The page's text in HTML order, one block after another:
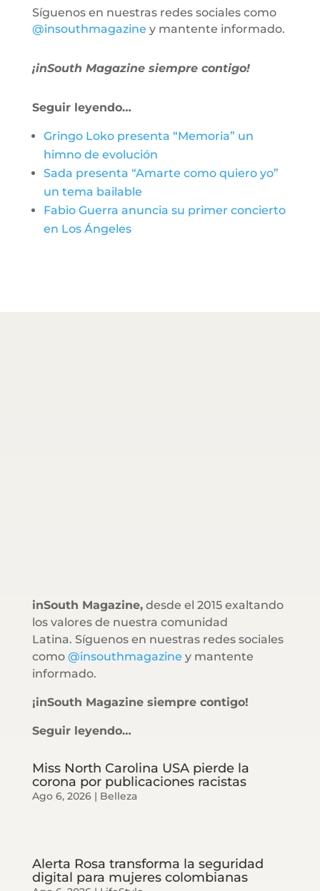
Síguenos en nuestras redes sociales como
@insouthmagazine y mantente informado.
¡inSouth Magazine siempre contigo!
Seguir leyendo…
Gringo Loko presenta “Memoria” un
himno de evolución
Sada presenta “Amarte como quiero yo”
un tema bailable
Fabio Guerra anuncia su primer concierto
en Los Ángeles
inSouth Magazine,desde el 2015 exaltando
los valores de nuestra comunidad
Latina. Síguenos en nuestras redes sociales
como @insouthmagazine y mantente
informado.
¡inSouth Magazine siempre contigo!
Seguir leyendo…
Miss North Carolina USA pierde la
corona por publicaciones racistas
Ago 6, 2026| Belleza
Alerta Rosa transforma la seguridad
digital para mujeres colombianas